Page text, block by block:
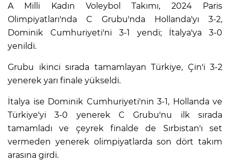
A Milli Kadın Voleybol Takımı, 2024 Paris
Olimpiyatları'nda C Grubu'nda Hollanda'yı 3-2,
Dominik Cumhuriyeti'ni 3-1 yendi; İtalya'ya 3-0
yenildi.
Grubu ikinci sırada tamamlayan Türkiye, Çin'i 3-2
yenerek yarı finale yükseldi.
İtalya ise Dominik Cumhuriyeti'nin 3-1, Hollanda ve
Türkiye'yi 3-0 yenerek C Grubu'nu ilk sırada
tamamladı ve çeyrek finalde de Sırbistan'ı set
vermeden yenerek olimpiyatlarda son dört takım
arasına girdi.